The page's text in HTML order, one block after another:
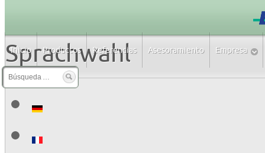
Inicio Productos Referencias Asesoramiento Empresa
Sprachwahl